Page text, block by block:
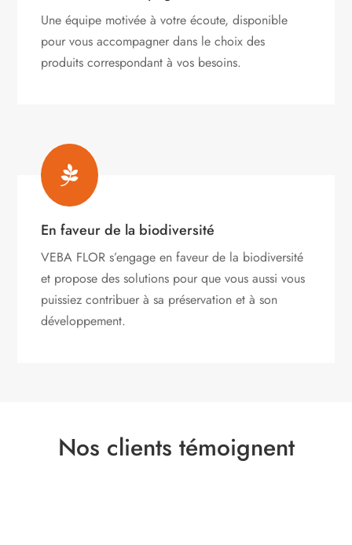
Une équipe motivée à votre écoute, disponible
pour vous accompagner dans le choix des
produits correspondant à vos besoins.

En faveur de la biodiversité
VEBA FLOR s’engageen faveur de la biodiversité
et propose des solutions pour que vous aussi vous
puissiez contribuer à sa préservation et à son
développement.
Nos clients témoignent